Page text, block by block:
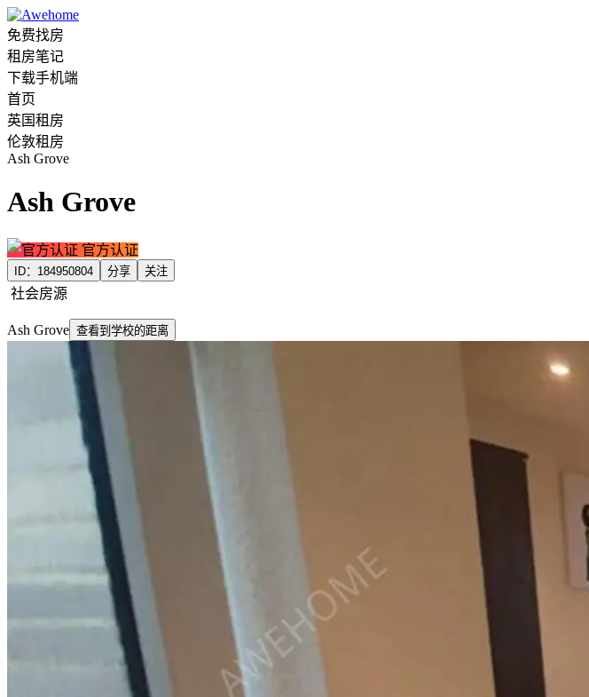
免费找房
租房笔记
下载手机端
首页
英国租房
伦敦租房
Ash Grove
Ash Grove
官方认证
ID： 184950804 分享 关注
社会房源
Ash Grove 查看到学校的距离